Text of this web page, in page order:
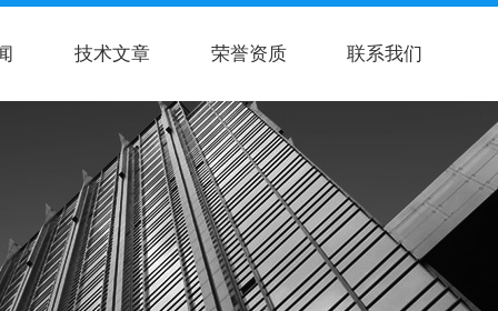
技术文章 荣誉资质 联系我们